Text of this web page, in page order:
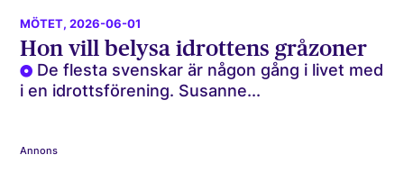
MÖTET, 2026-06-01
Hon vill belysa idrottens gråzoner
De flesta svenskar är någon gång i livet med
i en idrottsförening. Susanne...
Annons